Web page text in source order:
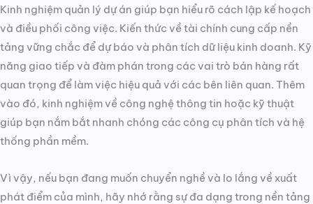
Kinh nghiệm quản lý dự án giúp bạn hiểu rõ cách lập kế hoạch
và điều phối công việc. Kiến thức về tài chính cung cấp nền
tảng vững chắc để dự báo và phân tích dữ liệu kinh doanh. Kỹ
năng giao tiếp và đàm phán trong các vai trò bán hàng rất
quan trọng để làm việc hiệu quả với các bên liên quan. Thêm
vào đó, kinh nghiệm về công nghệ thông tin hoặc kỹ thuật
giúp bạn nắm bắt nhanh chóng các công cụ phân tích và hệ
thống phần mềm.
Vì vậy, nếu bạn đang muốn chuyển nghề và lo lắng về xuất
phát điểm của mình, hãy nhớ rằng sự đa dạng trong nền tảng